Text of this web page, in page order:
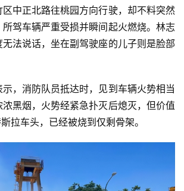
中正北路往桃园方向行驶，却不料突然
驾车辆严重受损并瞬间起火燃烧。林志
法说话，坐在副驾驶座的儿子则是脸部
，消防队员抵达时，见到车辆火势相当
黑烟，火势经紧急扑灭后熄灭，但价值
拉车头，已经被烧到仅剩骨架。